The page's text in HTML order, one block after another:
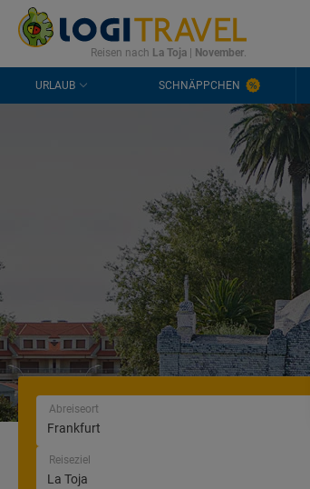
KONTAKT HÄUFIGE FRAGEN 0298 1909 3897
Reisen nach La Toja| November.
URLAUB SCHNÄPPCHEN
Abreiseort
Reiseziel